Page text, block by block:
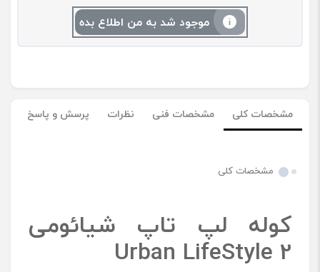
موجود شد به من اطلاع بده
مشخصات کلی مشخصات فنی نظرات پرسش و پاسخ
مشخصات کلی
کوله لپ تاپ شیائومی
Urban LifeStyle 2